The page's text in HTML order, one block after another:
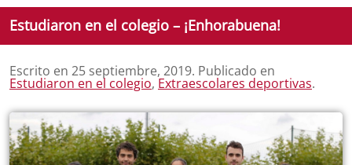
Estudiaron en el colegio – ¡Enhorabuena!
Escrito en 25 septiembre, 2019. Publicado en
Estudiaron en el colegio, Extraescolares deportivas.